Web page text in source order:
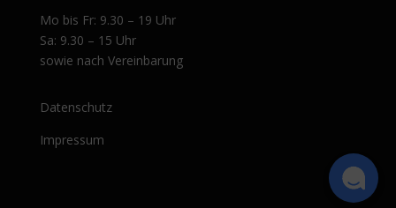
Mo bis Fr: 9.30 – 19 Uhr
Sa: 9.30 – 15 Uhr
sowie nach Vereinbarung
Datenschutz
Impressum